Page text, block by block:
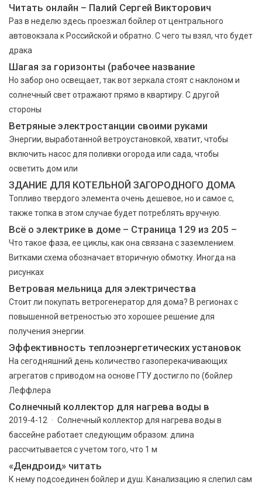
Читать онлайн – Палий Сергей Викторович
Раз в неделю здесь проезжал бойлер от центрального
автовокзала к Российской и обратно. С чего ты взял, что будет
драка
Шагая за горизонты (рабочее название
Но забор оно освещает, так вот зеркала стоят с наклоном и
солнечный свет отражают прямо в квартиру. С другой
стороны
Ветряные электростанции своими руками
Энергии, выработанной ветроустановкой, хватит, чтобы
включить насос для поливки огорода или сада, чтобы
осветить дом или
ЗДАНИЕ ДЛЯ КОТЕЛЬНОЙ ЗАГОРОДНОГО ДОМА
Топливо твердого элемента очень дешевое, но и самое с,
также топка в этом случае будет потреблять вручную.
Всё о электрике в доме – Страница 129 из 205 –
Что такое фаза, ее циклы, как она связана с заземлением.
Витками схема обозначает вторичную обмотку. Иногда на
рисунках
Ветровая мельница для электричества
Стоит ли покупать ветрогенератор для дома? В регионах с
повышенной ветреностью это хорошее решение для
получения энергии.
Эффективность теплоэнергетических установок
На сегодняшний день количество газоперекачивающих
агрегатов с приводом на основе ГТУ достигло по (бойлер
Леффлера
Солнечный коллектор для нагрева воды в
2019-4-12 · Солнечный коллектор для нагрева воды в
бассейне работает следующим образом: длина
рассчитывается с учетом того, что 1 м
«Дендроид» читать
К нему подсоединен бойлер и душ. Канализацию я слепил сам